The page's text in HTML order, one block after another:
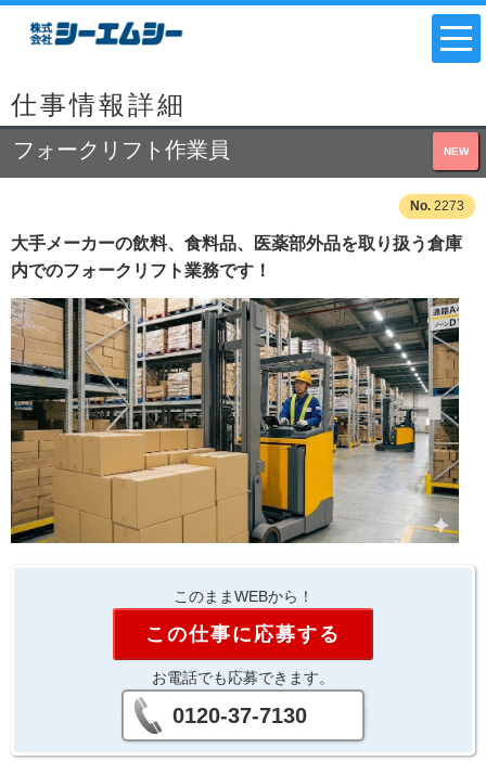
仕事情報詳細
NEW
フォークリフト作業員
2273
大手メーカーの飲料、食料品、医薬部外品を取り扱う倉庫
内でのフォークリフト業務です！
このままWEBから！
この仕事に応募する
お電話でも応募できます。
0120-37-7130